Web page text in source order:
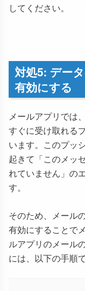
してください。
対処5: デー
有効にする
メールアプリでは
すぐに受け取れる
います。このプッ
起きて「このメッ
れていません」の
す。
そのため、メール
有効にすることで
ルアプリのメール
には、以下の手順